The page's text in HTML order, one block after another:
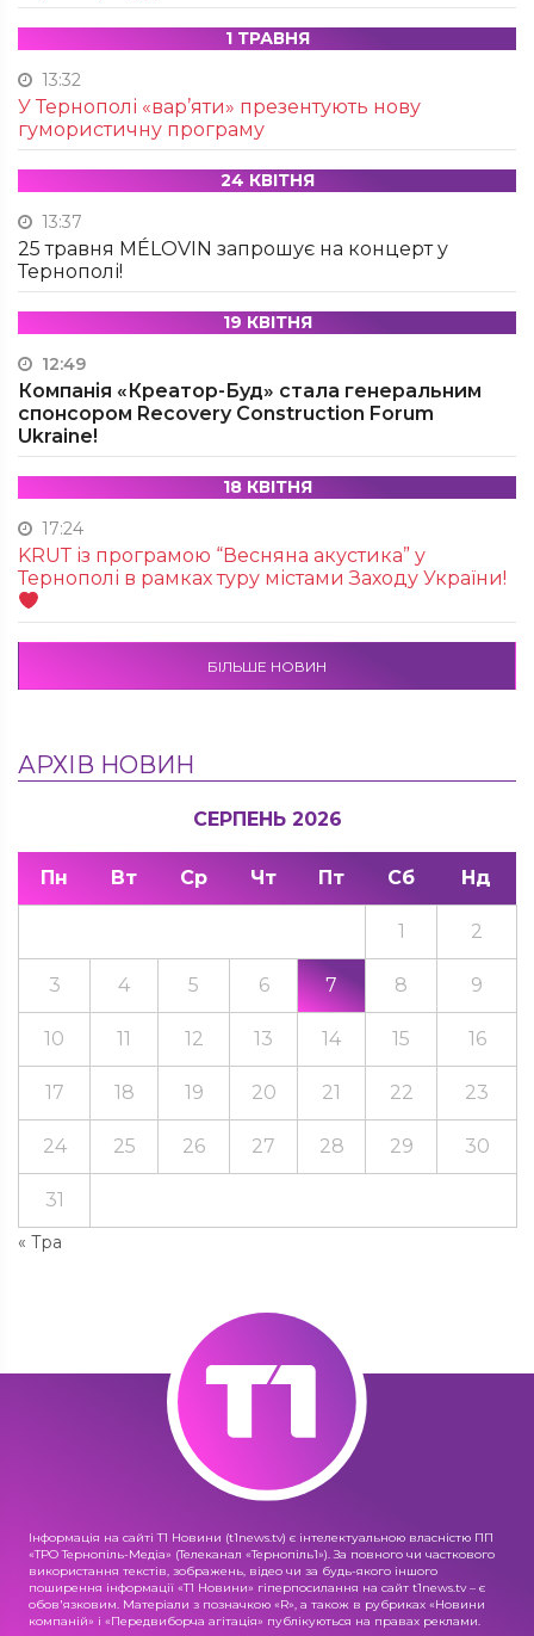
1 ТРАВНЯ
13:32
У Тернополі «вар’яти» презентують нову
гумористичну програму
24 КВІТНЯ
13:37
25 травня MÉLOVIN запрошує на концерт у
Тернополі!
19 КВІТНЯ
12:49
Компанія «Креатор-Буд» стала генеральним
спонсором Recovery Construction Forum
Ukraine!
18 КВІТНЯ
17:24
KRUТ із програмою “Весняна акустика” у
Тернополі в рамках туру містами Заходу України!
БІЛЬШЕ НОВИН
АРХІВ НОВИН
СЕРПЕНЬ 2026
Пн Вт Ср Чт Пт Сб Нд
« Тра
1 2
3 4 5 6 7 8 9
10 11 12 13 14 15 16
17 18 19 20 21 22 23
24 25 26 27 28 29 30
31
Інформація на сайті Т1 Новини (t1news.tv) є інтелектуальною власністю ПП
«ТРО Тернопіль-Медіа» (Телеканал «Тернопіль1»). За повного чи часткового
використання текстів, зображень, відео чи за будь-якого іншого
поширення інформації «Т1 Новини» гіперпосилання на сайт t1news.tv – є
обов'язковим. Матеріали з позначкою «R», а також в рубриках «Новини
компаній» і «Передвиборча агітація» публікуються на правах реклами.